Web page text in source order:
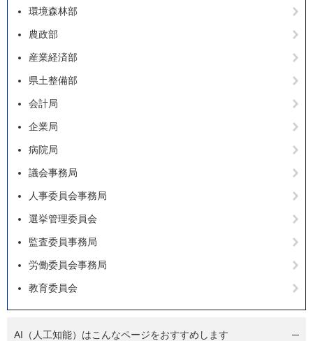
環境森林部
農政部
産業経済部
県土整備部
会計局
企業局
病院局
議会事務局
人事委員会事務局
選挙管理委員会
監査委員事務局
労働委員会事務局
教育委員会
AI（人工知能）はこんなページをおすすめします